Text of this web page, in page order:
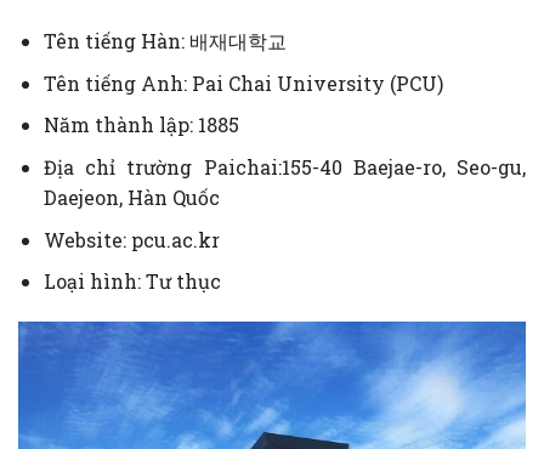
Tên tiếng Hàn: 배재대학교
Tên tiếng Anh: Pai Chai University (PCU)
Năm thành lập: 1885
Địa chỉ trường Paichai:155-40 Baejae-ro, Seo-gu,
Daejeon, Hàn Quốc
Website: pcu.ac.kr
Loại hình: Tư thục